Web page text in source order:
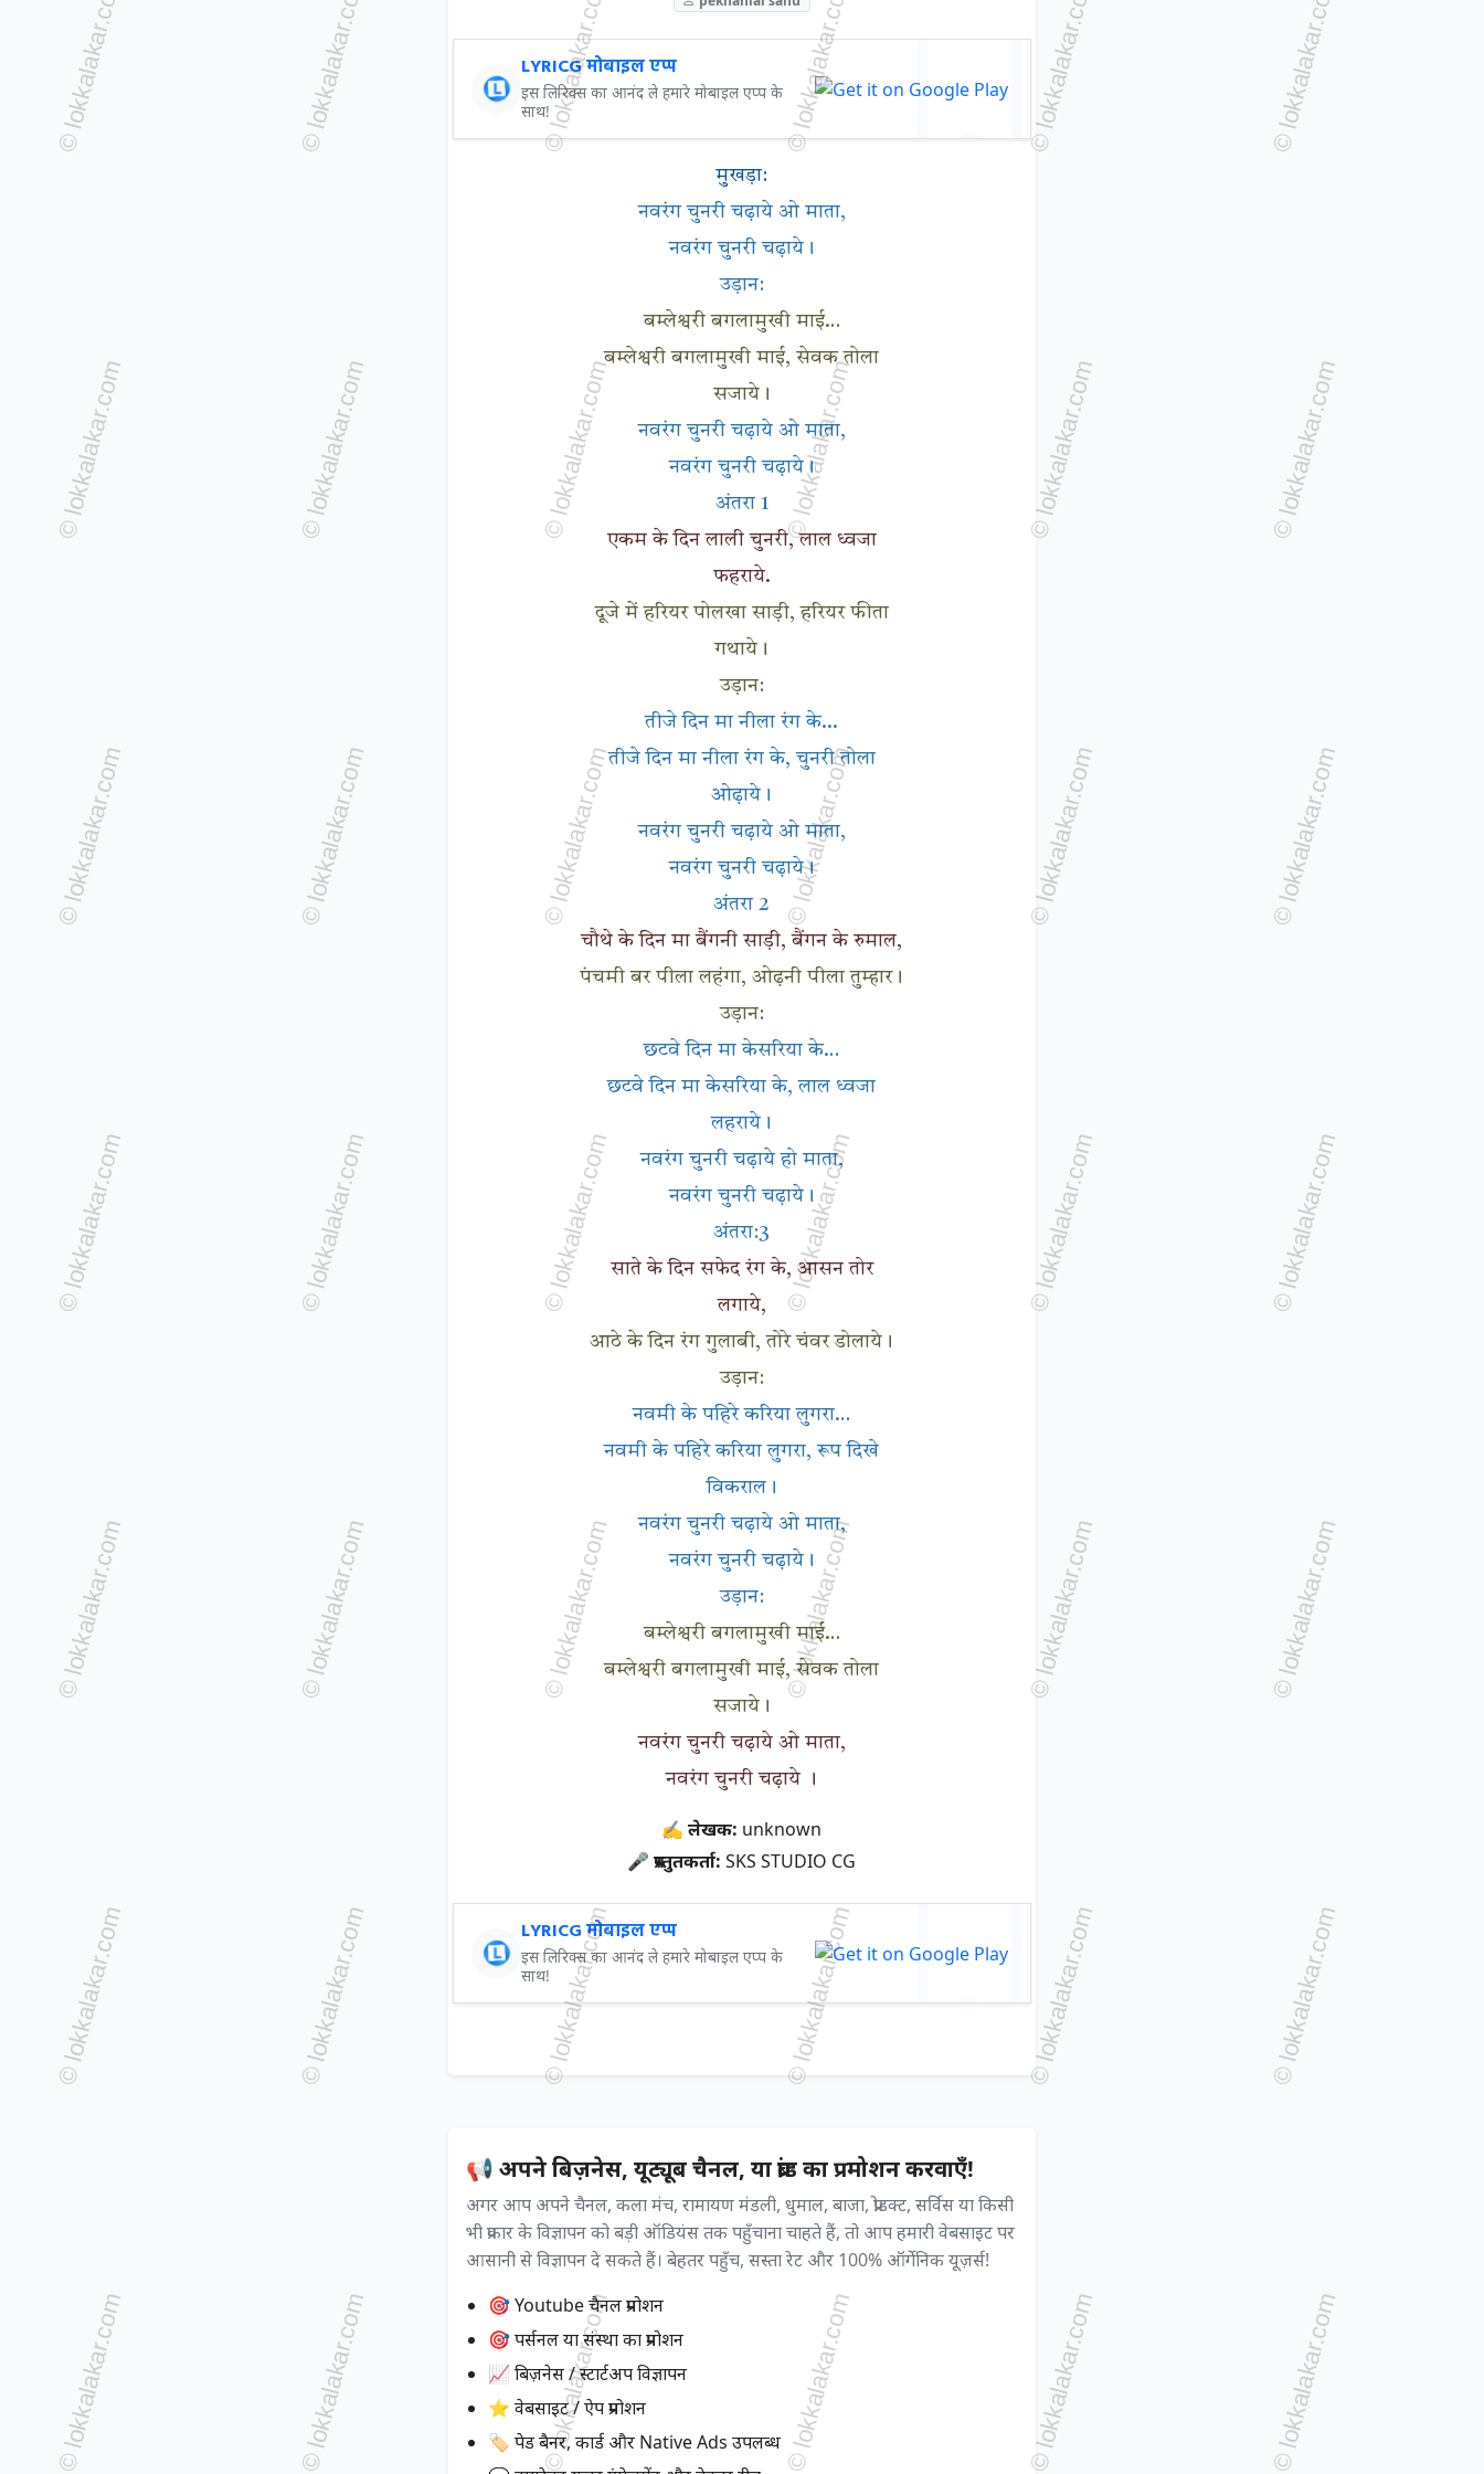
LYRICG मोबाइल एप्प
इस लिरिक्स का आनंद ले हमारे मोबाइल एप्प के
साथ!
मुखड़ा:
नवरंग चुनरी चढ़ाये ओ माता,
नवरंग चुनरी चढ़ाये।
उड़ान:
बम्लेश्वरी बगलामुखी माई…
बम्लेश्वरी बगलामुखी माई, सेवक तोला
सजाये।
नवरंग चुनरी चढ़ाये ओ माता,
नवरंग चुनरी चढ़ाये।
अंतरा 1
एकम के दिन लाली चुनरी, लाल ध्वजा
फहराये.
दूजे में हरियर पोलखा साड़ी, हरियर फीता
गथाये।
उड़ान:
तीजे दिन मा नीला रंग के...
तीजे दिन मा नीला रंग के, चुनरी तोला
ओढ़ाये।
नवरंग चुनरी चढ़ाये ओ माता,
नवरंग चुनरी चढ़ाये।
अंतरा 2
चौथे के दिन मा बैंगनी साड़ी, बैंगन के रुमाल,
पंचमी बर पीला लहंगा, ओढ़नी पीला तुम्हार।
उड़ान:
छटवे दिन मा केसरिया के…
छटवे दिन मा केसरिया के, लाल ध्वजा
लहराये।
नवरंग चुनरी चढ़ाये हो माता,
नवरंग चुनरी चढ़ाये।
अंतरा:3
साते के दिन सफेद रंग के, आसन तोर
लगाये,
आठे के दिन रंग गुलाबी, तोरे चंवर डोलाये।
उड़ान:
नवमी के पहिरे करिया लुगरा…
नवमी के पहिरे करिया लुगरा, रूप दिखे
विकराल।
नवरंग चुनरी चढ़ाये ओ माता,
नवरंग चुनरी चढ़ाये।
उड़ान:
बम्लेश्वरी बगलामुखी माई…
बम्लेश्वरी बगलामुखी माई, सेवक तोला
सजाये।
नवरंग चुनरी चढ़ाये ओ माता,
नवरंग चुनरी चढ़ाये ।
✍ लेखक: unknown
🎤 प्रस्तुतकर्ता: SKS STUDIO CG
LYRICG मोबाइल एप्प
इस लिरिक्स का आनंद ले हमारे मोबाइल एप्प के
साथ!
📢 अपने बिज़नेस, यूट्यूब चैनल, या ब्रांड का प्रमोशन करवाएँ!
अगर आप अपने चैनल, कला मंच, रामायण मंडली, धुमाल, बाजा, प्रोडक्ट, सर्विस या किसी
भी प्रकार के विज्ञापन को बड़ी ऑडियंस तक पहुँचाना चाहते हैं, तो आप हमारी वेबसाइट पर
आसानी से विज्ञापन दे सकते हैं। बेहतर पहुँच, सस्ता रेट और 100% ऑर्गेनिक यूज़र्स!
🎯 Youtube चैनल प्रमोशन
🎯 पर्सनल या संस्था का प्रमोशन
📈 बिज़नेस / स्टार्टअप विज्ञापन
⭐ वेबसाइट / ऐप प्रमोशन
🏷️ पेड बैनर, कार्ड और Native Ads उपलब्ध